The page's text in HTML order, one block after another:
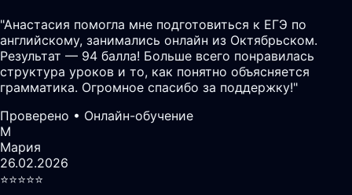
"Анастасия помогла мне подготовиться к ЕГЭ по
английскому, занимались онлайн из Октябрьском.
Результат — 94 балла! Больше всего понравилась
структура уроков и то, как понятно объясняется
грамматика. Огромное спасибо за поддержку!"
Проверено • Онлайн-обучение
М
Мария
26.02.2026
⭐️⭐️⭐️⭐️⭐️